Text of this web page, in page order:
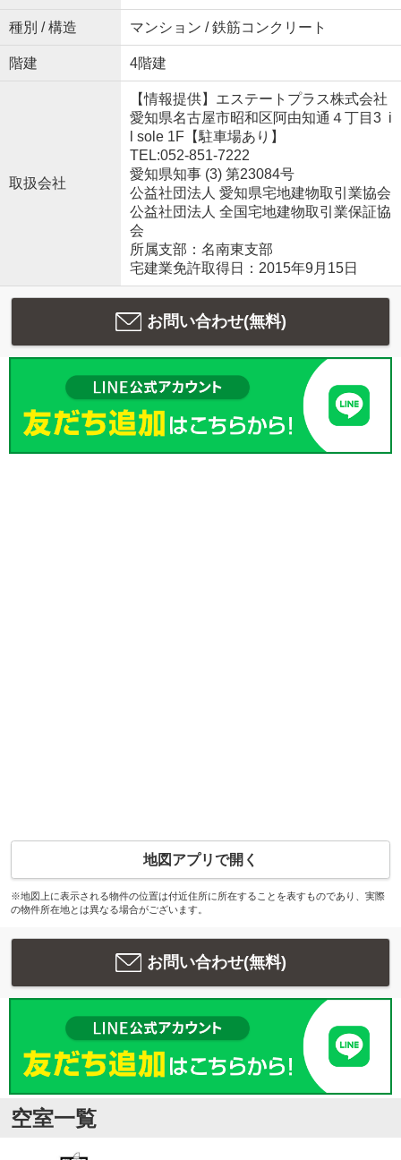
種別 / 構造 マンション / 鉄筋コンクリート
階建 4階建
取扱会社
【情報提供】エステートプラス株式会社
愛知県名古屋市昭和区阿由知通４丁目3 i
l sole 1F【駐車場あり】
TEL:052-851-7222
愛知県知事 (3) 第23084号
公益社団法人 愛知県宅地建物取引業協会
公益社団法人 全国宅地建物取引業保証協
会
所属支部：名南東支部
宅建業免許取得日：2015年9月15日
お問い合わせ(無料)
地図アプリで開く
※地図上に表示される物件の位置は付近住所に所在することを表すものであり、実際
の物件所在地とは異なる場合がございます。
お問い合わせ(無料)
空室一覧